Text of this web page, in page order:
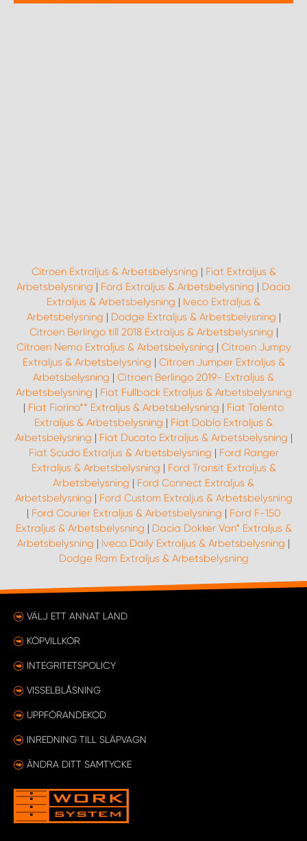
Citroen Extraljus & Arbetsbelysning | Fiat Extraljus &
Arbetsbelysning | Ford Extraljus & Arbetsbelysning | Dacia
Extraljus & Arbetsbelysning | Iveco Extraljus &
Arbetsbelysning | Dodge Extraljus & Arbetsbelysning |
Citroen Berlingo till 2018 Extraljus & Arbetsbelysning |
Citroen Nemo Extraljus & Arbetsbelysning | Citroen Jumpy
Extraljus & Arbetsbelysning | Citroen Jumper Extraljus &
Arbetsbelysning | Citroen Berlingo 2019- Extraljus &
Arbetsbelysning | Fiat Fullback Extraljus & Arbetsbelysning
| Fiat Fiorino** Extraljus & Arbetsbelysning | Fiat Talento
Extraljus & Arbetsbelysning | Fiat Doblo Extraljus &
Arbetsbelysning | Fiat Ducato Extraljus & Arbetsbelysning |
Fiat Scudo Extraljus & Arbetsbelysning | Ford Ranger
Extraljus & Arbetsbelysning | Ford Transit Extraljus &
Arbetsbelysning | Ford Connect Extraljus &
Arbetsbelysning | Ford Custom Extraljus & Arbetsbelysning
| Ford Courier Extraljus & Arbetsbelysning | Ford F-150
Extraljus & Arbetsbelysning | Dacia Dokker Van* Extraljus &
Arbetsbelysning | Iveco Daily Extraljus & Arbetsbelysning |
Dodge Ram Extraljus & Arbetsbelysning
VÄLJ ETT ANNAT LAND
KÖPVILLKOR
INTEGRITETSPOLICY
VISSELBLÅSNING
UPPFÖRANDEKOD
INREDNING TILL SLÄPVAGN
ÄNDRA DITT SAMTYCKE